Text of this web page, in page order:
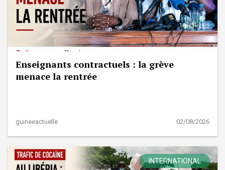
Enseignants contractuels : la grève
menace la rentrée
guineeactuelle 02/08/2026
INTERNATIONAL